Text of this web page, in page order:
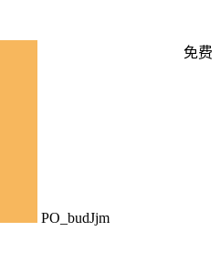
PO_budJjm
免费